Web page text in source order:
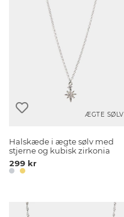
ÆGTE SØLV
Halskæde i ægte sølv med
stjerne og kubisk zirkonia
299 kr